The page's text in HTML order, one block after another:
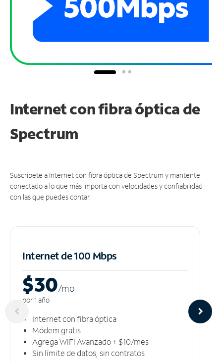
Internet con fibra óptica de
Spectrum
Suscríbete a Internet con fibra óptica de Spectrum y mantente
conectado a lo que más importa con velocidades y confiabilidad
con las que puedes contar.
Internet de 100 Mbps
$30/mo
por 1 año
Internet con fibra óptica
Módem gratis
Agrega WiFi Avanzado + $10/mes
Sin límite de datos, sin contratos